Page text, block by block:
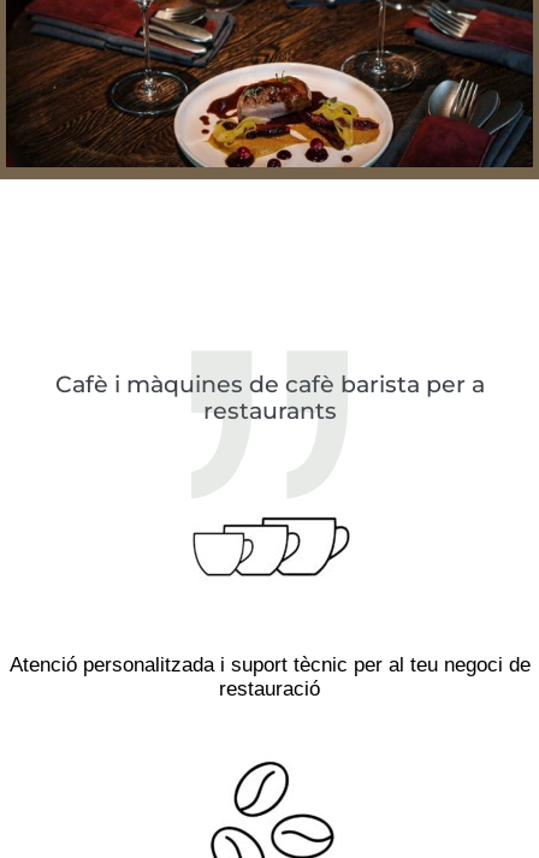
Cafè i màquines de cafè barista per a
restaurants
Atenció personalitzada i suport tècnic per al teu negoci de
restauració